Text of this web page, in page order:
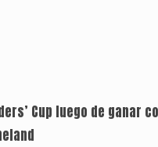
Cup luego de ganar